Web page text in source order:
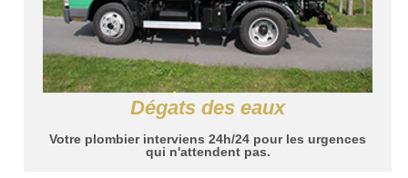
Dégats des eaux
Votre plombier interviens 24h/24 pour les urgences
qui n'attendent pas.